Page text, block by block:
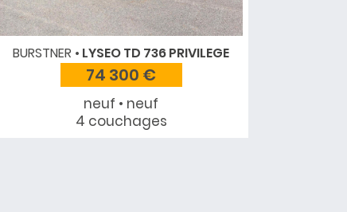
BURSTNER LYSEO TD 736 PRIVILEGE
74 300 €
neuf • neuf
4 couchages